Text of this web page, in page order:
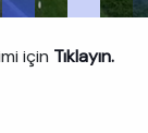
için Tıklayın.